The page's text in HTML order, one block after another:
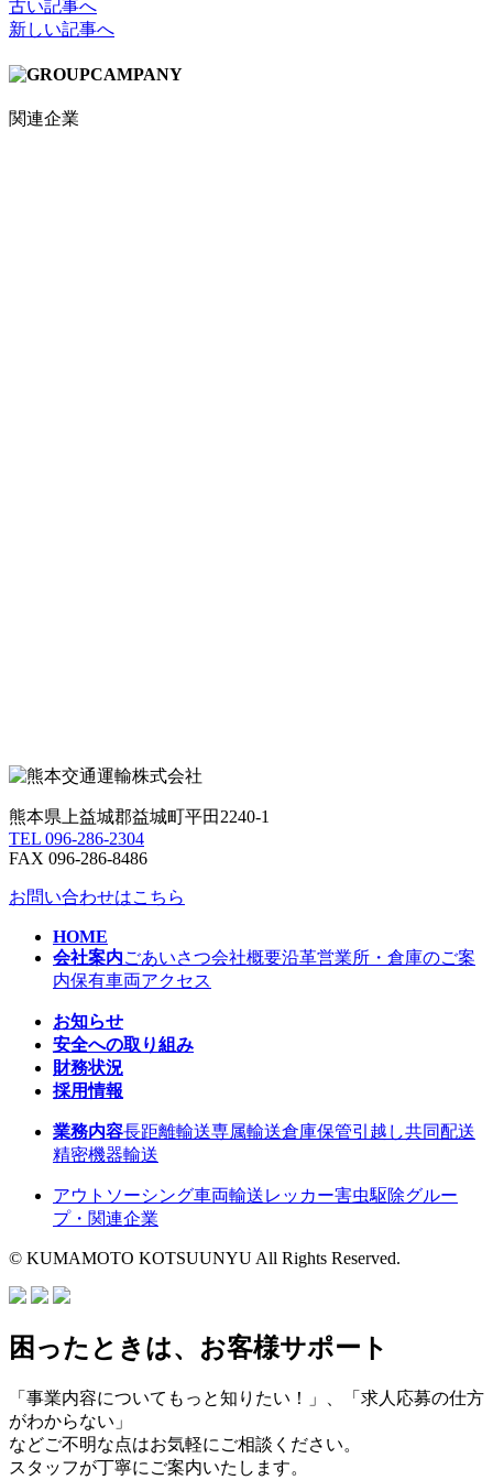
古い記事へ
新しい記事へ
関連企業
熊本県上益城郡益城町平田2240-1
TEL 096-286-2304
FAX 096-286-8486
お問い合わせはこちら
HOME
会社案内ごあいさつ会社概要沿革営業所・倉庫のご案
内保有車両アクセス
お知らせ
安全への取り組み
財務状況
採用情報
業務内容長距離輸送専属輸送倉庫保管引越し共同配送
精密機器輸送
アウトソーシング車両輸送レッカー害虫駆除グルー
プ・関連企業
© KUMAMOTO KOTSUUNYU All Rights Reserved.
困ったときは、お客様サポート
「事業内容についてもっと知りたい！」、「求人応募の仕方
がわからない」
などご不明な点はお気軽にご相談ください。
スタッフが丁寧にご案内いたします。